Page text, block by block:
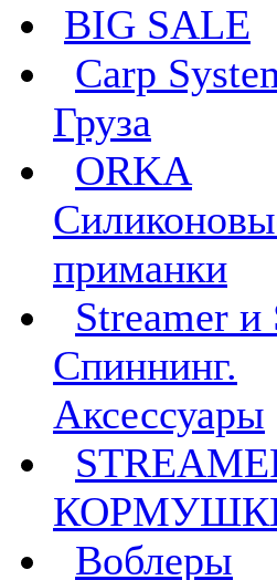
BIG SALE
Carp
Груза
ORKA
приманки
Streamer и
Спиннинг.
Аксессуары
Воблеры